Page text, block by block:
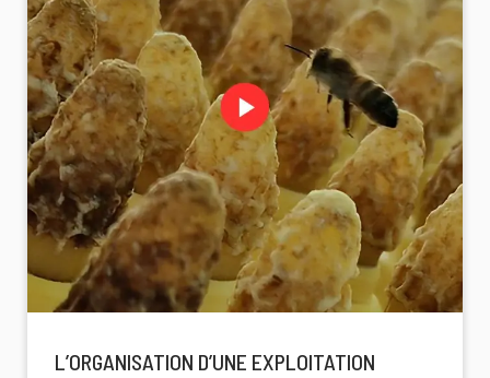
L’ORGANISATION D’UNE EXPLOITATION